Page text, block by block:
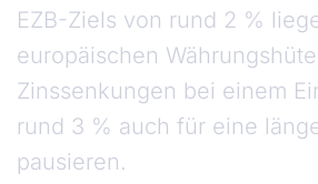
EZB-Ziels von rund 2 %
europäischen
Zinssenkungen bei einem
rund 3 % auch für eine
pausieren.